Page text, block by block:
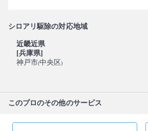
シロアリ駆除の対応地域
近畿近県
[兵庫県]
神戸市(中央区)
このプロのその他のサービス